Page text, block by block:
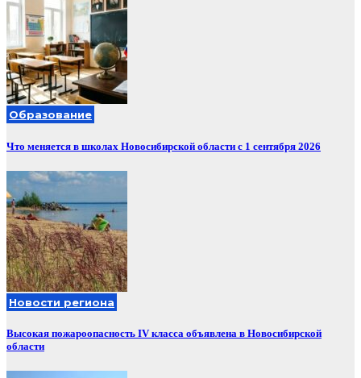
Образование
Что меняется в школах Новосибирской области с 1 сентября 2026
Новости региона
Высокая пожароопасность IV класса объявлена в Новосибирской
области